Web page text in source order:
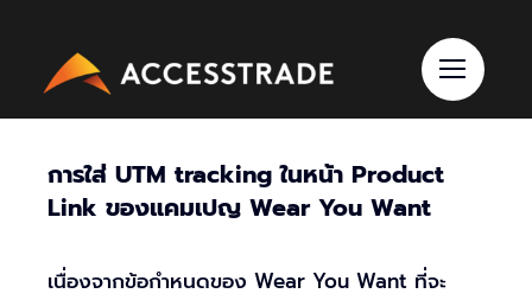
content
การใส่ UTM trackingในหน้า Product
Link ของแคมเปญ Wear You Want
เนื่องจากข้อกำหนดของ Wear You Want ที่จะ